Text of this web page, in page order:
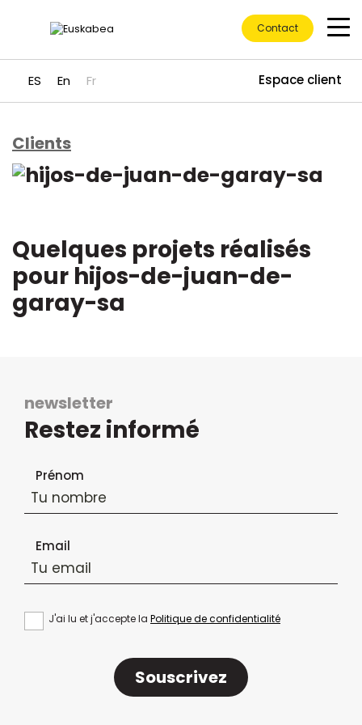
Accéder directement au contenu
ES En Fr Espace client
Contact
Clients
Quelques projets réalisés
pour hijos-de-juan-de-
garay-sa
newsletter
Restez informé
Formulaire d'inscription à la newsletter
Prénom
Email
J'ai lu et j'accepte la Politique de confidentialité
Souscrivez